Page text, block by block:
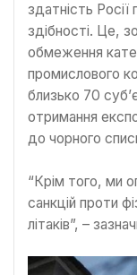
здатність Росії
здібності. Це,
обмеження
промислового
близько 70
отримання
до чорного
“Крім того, ми
санкцій проти
літаків”, –